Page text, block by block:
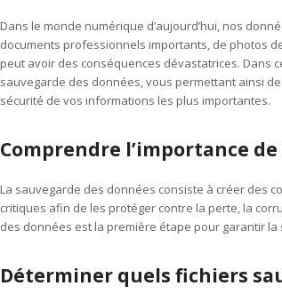
Dans le monde numérique d’aujourd’hui, nos
documents professionnels importants, de photos
peut avoir des conséquences dévastatrices. Dans
sauvegarde des données, vous permettant ainsi
sécurité de vos informations les plus importantes.
Comprendre l’importance
La sauvegarde des données consiste à créer des
critiques afin de les protéger contre la perte, la
des données est la première étape pour garantir
Déterminer quels fichiers